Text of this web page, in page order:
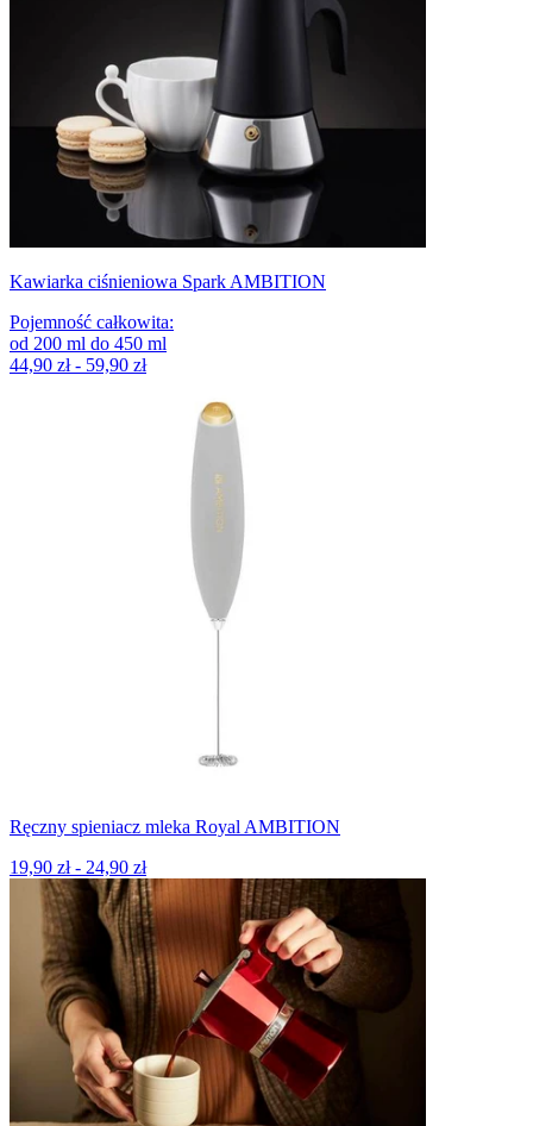
Kawiarka ciśnieniowa Spark AMBITION
Pojemność całkowita:
od 200 ml do 450 ml
44,90 zł - 59,90 zł
Ręczny spieniacz mleka Royal AMBITION
19,90 zł - 24,90 zł